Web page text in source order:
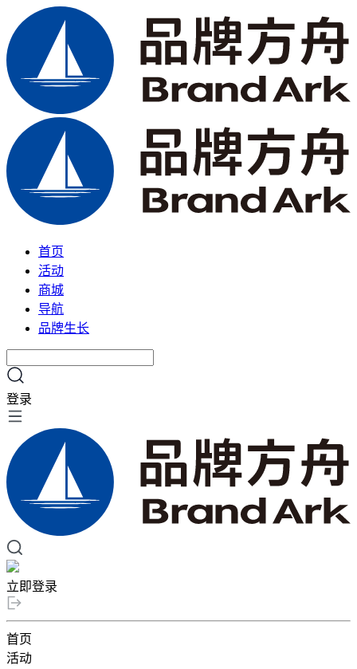
首页
活动
商城
导航
品牌生长
登录
立即登录
首页
活动